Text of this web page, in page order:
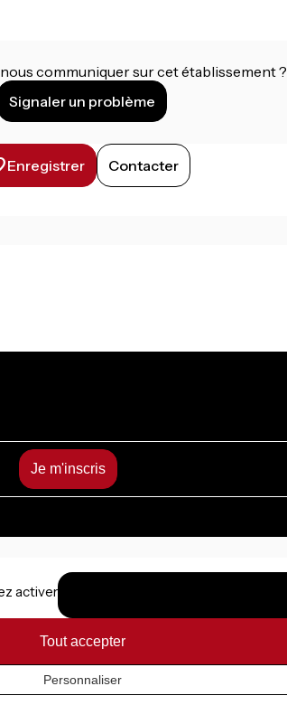
communiquer sur cet établissement ?
Signaler un problème
Enregistrer Contacter
activer
Tout accepter
Personnaliser